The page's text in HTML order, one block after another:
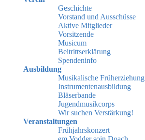
Geschichte
Vorstand und Ausschüsse
Aktive Mitglieder
Vorsitzende
Musicum
Beitrittserklärung
Spendeninfo
Ausbildung
Musikalische Früherziehung
Instrumentenausbildung
Bläserbande
Jugendmusikcorps
Wir suchen Verstärkung!
Veranstaltungen
Frühjahrskonzert